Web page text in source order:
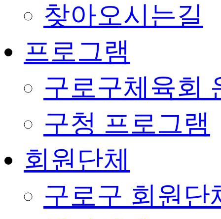
찾아오시는길
프로그램
구로구체육회
구청 프로그램
회원단체
구로구 회원단